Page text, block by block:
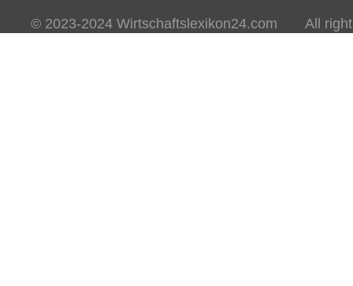
© 2023-2024 Wirtschaftslexikon24.com All